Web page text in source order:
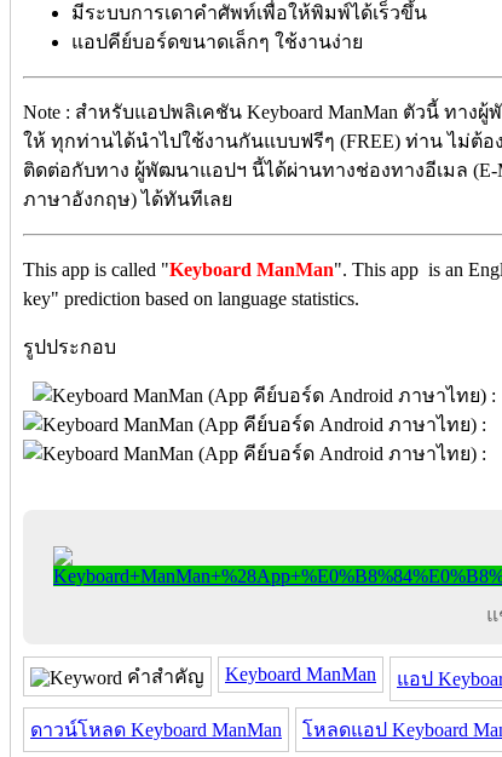
มีระบบการเดาคำศัพท์เพื่อให้พิมพ์ได้เร็วขึ้น
แอปคีย์บอร์ดขนาดเล็กๆ ใช้งานง่าย
Note : สำหรับแอปพลิเคชัน Keyboard ManMan ตัวนี้ ทางผู้
ให้ ทุกท่านได้นำไปใช้งานกันแบบฟรีๆ (FREE) ท่าน ไม่ต้
ติดต่อกับทาง ผู้พัฒนาแอปฯ นี้ได้ผ่านทางช่องทางอีเมล (E-
ภาษาอังกฤษ) ได้ทันทีเลย
This app is called "Keyboard ManMan". This app is an
key" prediction based on language statistics.
รูปประกอบ
แ
คำสำคัญ Keyboard ManMan แอป
ดาวน์โหลด Keyboard ManMan โหลดแอป Keyboard